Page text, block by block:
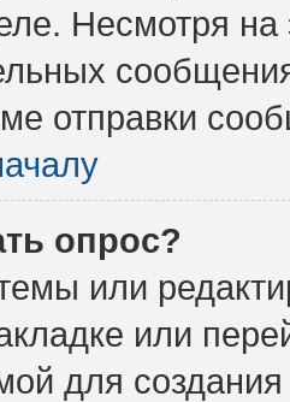
Несмотря
отправки
опрос?
или
или
для